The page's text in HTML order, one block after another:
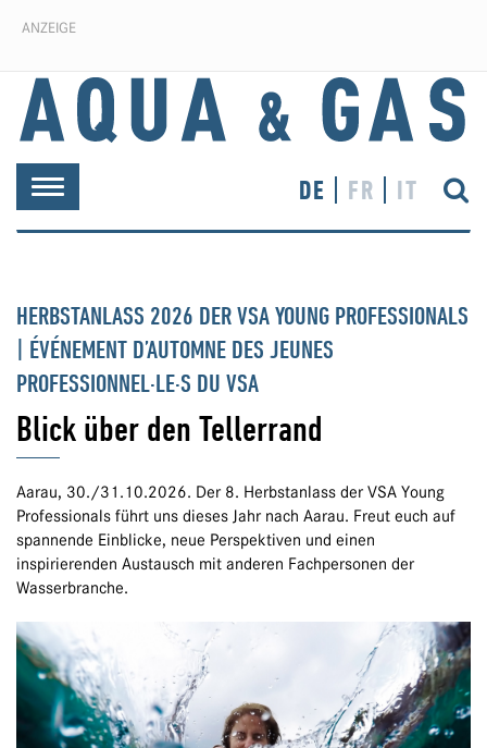
ANZEIGE
Toggle
navigation
DE FR IT
HERBSTANLASS 2026 DER VSA YOUNG PROFESSIONALS
| ÉVÉNEMENT D’AUTOMNE DES JEUNES
PROFESSIONNEL·LE·S DU VSA
Blick über den Tellerrand
Aarau, 30./31.10.2026. Der 8. Herbstanlass der VSA Young
Professionals führt uns dieses Jahr nach Aarau. Freut euch auf
spannende Einblicke, neue Perspektiven und einen
inspirierenden Austausch mit anderen Fachpersonen der
Wasserbranche.